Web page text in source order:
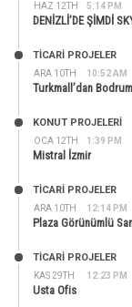
HAZ 12TH 5:14 PM
DENİZLİ’DE ŞİMDİ
ARA 10TH 10:52 AM
TİCARİ PROJELER
Turkmall’dan
OCA 12TH 1:39 PM
KONUT PROJELERI
Mistral İzmir
ARA 10TH 12:14 PM
TİCARİ PROJELER
Plaza Görünümlü
KAS 29TH 12:23 PM
TİCARİ PROJELER
Usta Ofis